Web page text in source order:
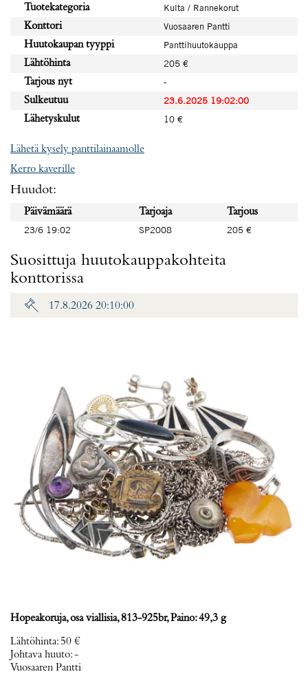
Tuotekategoria
Kulta / Rannekorut
Konttori
Vuosaaren Pantti
Huutokaupan tyyppi
Panttihuutokauppa
Lähtöhinta
205 €
Tarjous nyt
-
Sulkeutuu
23.6.2025 19:02:00
Lähetyskulut
10 €
Lähetä kysely panttilainaamolle
Kerro kaverille
Huudot:
Päivämäärä Tarjoaja
Tarjous
23/6 19:02
SP2008 205 €
Suosittuja huutokauppakohteita
konttorissa
17.8.2026 20:10:00
Hopeakoruja, osa viallisia, 813-925br, Paino: 49,3 g
Lähtöhinta: 50 €
Johtava huuto:-
Vuosaaren Pantti